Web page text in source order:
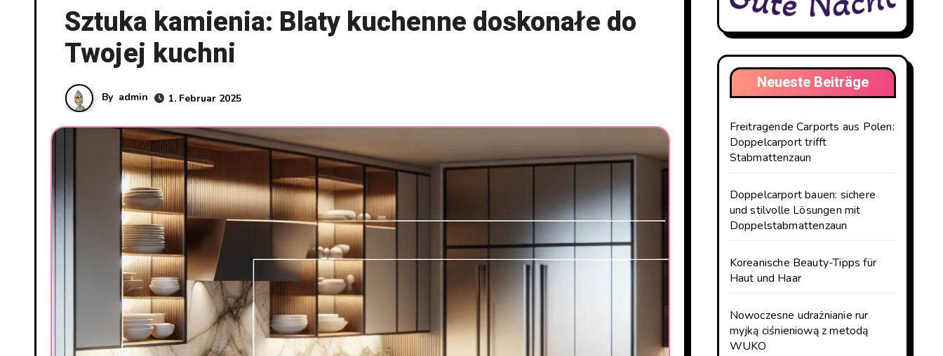
Sztuka kamienia: Blaty kuchenne doskonałe do
Twojej kuchni
By admin 1. Februar 2025
Neueste Beiträge
Freitragende Carports aus Polen:
Doppelcarport trifft
Stabmattenzaun
Doppelcarport bauen: sichere
und stilvolle Lösungen mit
Doppelstabmattenzaun
Koreanische Beauty-Tipps für
Haut und Haar
Nowoczesne udrażnianie rur
myjką ciśnieniową z metodą
WUKO